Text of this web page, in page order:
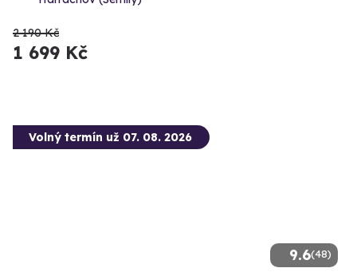
2 190 Kč
1 699 Kč
9.6(48)
Volný termín už 07. 08. 2026